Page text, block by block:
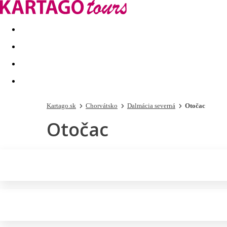
Last minute Dovolenkové kluby
Kartago.sk Chorvátsko Dalmácia severná Otočac
Otočac